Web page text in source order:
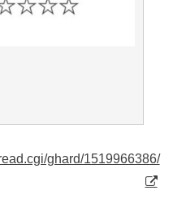
ghard/1519966386/